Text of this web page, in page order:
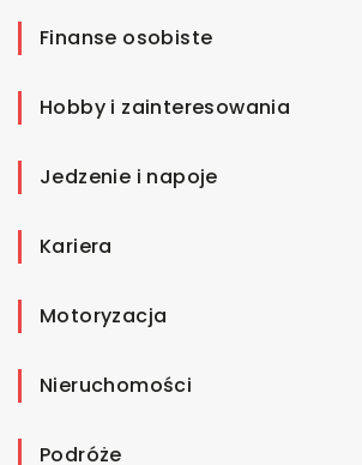
Finanse osobiste
Hobby i zainteresowania
Jedzenie i napoje
Kariera
Motoryzacja
Nieruchomości
Podróże